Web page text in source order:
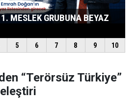
“Terörsüz Türkiye”